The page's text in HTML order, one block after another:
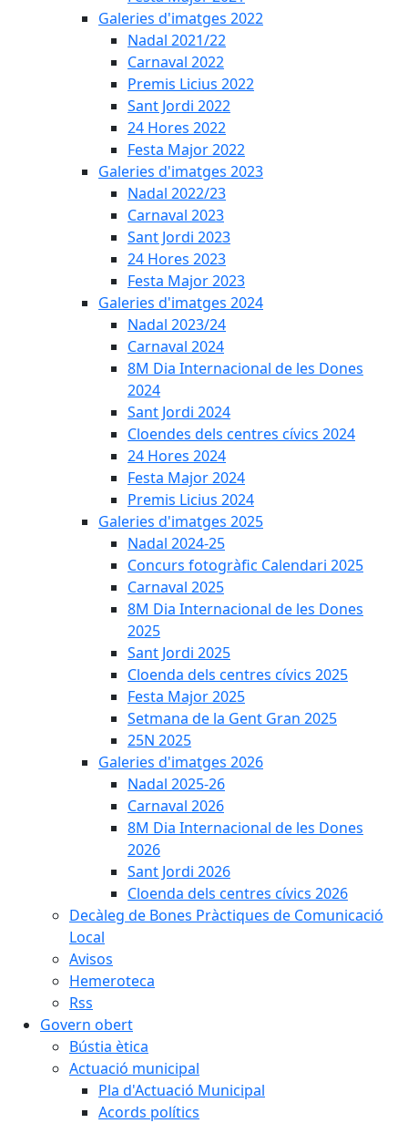
Galeries d'imatges 2022
Nadal 2021/22
Carnaval 2022
Premis Licius 2022
Sant Jordi 2022
24 Hores 2022
Festa Major 2022
Galeries d'imatges 2023
Nadal 2022/23
Carnaval 2023
Sant Jordi 2023
24 Hores 2023
Festa Major 2023
Galeries d'imatges 2024
Nadal 2023/24
Carnaval 2024
8M Dia Internacional de les Dones
2024
Sant Jordi 2024
Cloendes dels centres cívics 2024
24 Hores 2024
Festa Major 2024
Premis Licius 2024
Galeries d'imatges 2025
Nadal 2024-25
Concurs fotogràfic Calendari 2025
Carnaval 2025
8M Dia Internacional de les Dones
2025
Sant Jordi 2025
Cloenda dels centres cívics 2025
Festa Major 2025
Setmana de la Gent Gran 2025
25N 2025
Galeries d'imatges 2026
Nadal 2025-26
Carnaval 2026
8M Dia Internacional de les Dones
2026
Sant Jordi 2026
Cloenda dels centres cívics 2026
Decàleg de Bones Pràctiques de Comunicació
Local
Avisos
Hemeroteca
Rss
Govern obert
Bústia ètica
Actuació municipal
Pla d'Actuació Municipal
Acords polítics